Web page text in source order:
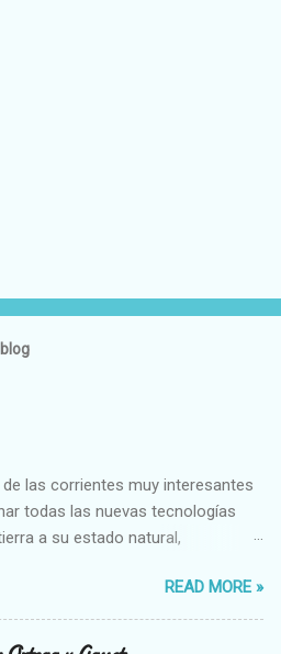
las corrientes muy interesantes
todas las nuevas tecnologías
a su estado natural,
READ MORE »